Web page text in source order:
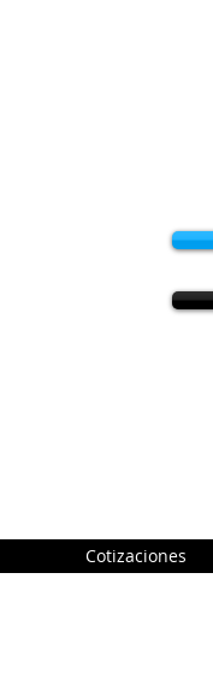
Cotizaciones